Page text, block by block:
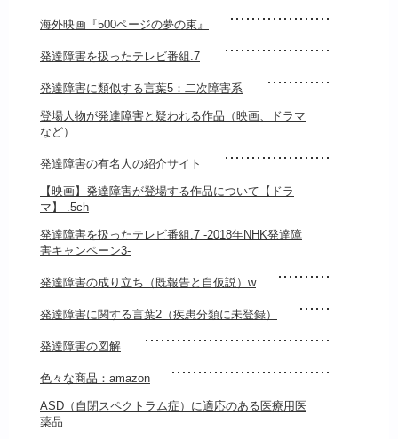
海外映画『500ページの夢の束』
発達障害を扱ったテレビ番組.7
発達障害に類似する言葉5：二次障害系
登場人物が発達障害と疑われる作品（映画、ドラマ
など）
発達障害の有名人の紹介サイト
【映画】発達障害が登場する作品について【ドラ
マ】 .5ch
発達障害を扱ったテレビ番組.7 -2018年NHK発達障
害キャンペーン3-
発達障害の成り立ち（既報告と自仮説）w
発達障害に関する言葉2（疾患分類に未登録）
発達障害の図解
色々な商品：amazon
ASD（自閉スペクトラム症）に適応のある医療用医
薬品